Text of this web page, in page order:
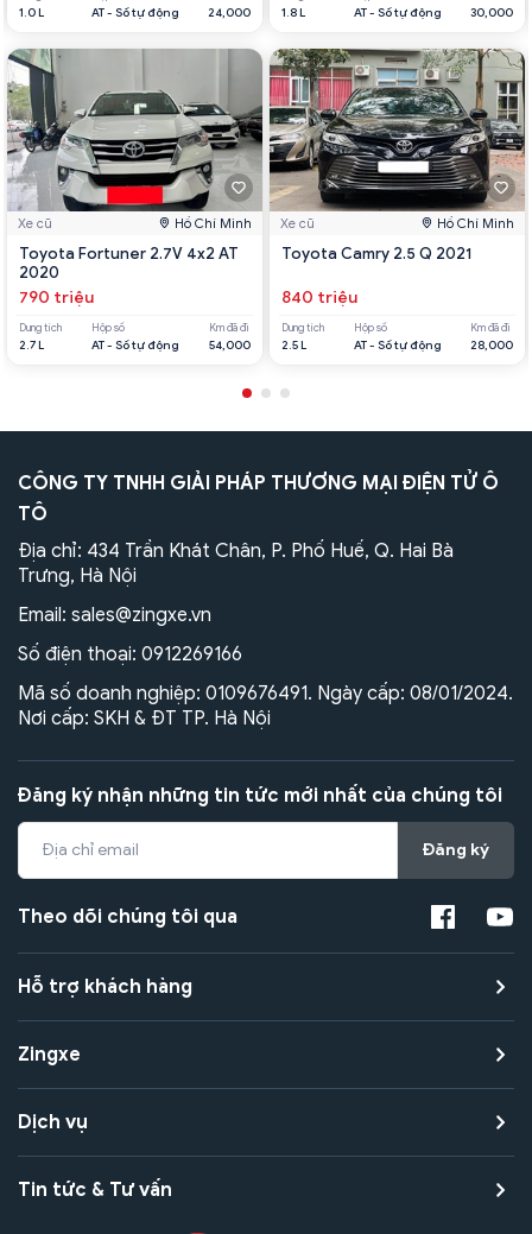
1.0 L AT - Số tự động 24,000
Xe cũ Hồ Chí Minh
Toyota Fortuner 2.7V 4x2 AT
2020
790 triệu
Dung tích
2.7 L
Hộp số
AT - Số tự động
Km đã đi
54,000
1.8 L AT - Số tự động 30,000
Xe cũ Hồ Chí Minh
Toyota Camry 2.5 Q 2021
840 triệu
Dung tích
2.5 L
Hộp số
AT - Số tự động
Km đã đi
28,000
CÔNG TY TNHH GIẢI PHÁP THƯƠNG MẠI ĐIỆN TỬ Ô
TÔ
Địa chỉ: 434 Trần Khát Chân, P. Phố Huế, Q. Hai Bà
Trưng, Hà Nội
Email: sales@zingxe.vn
Số điện thoại: 0912269166
Mã số doanh nghiệp: 0109676491. Ngày cấp: 08/01/2024.
Nơi cấp: SKH & ĐT TP. Hà Nội
Đăng ký nhận những tin tức mới nhất của chúng tôi
Đăng ký
Theo dõi chúng tôi qua
Hỗ trợ khách hàng
Zingxe
Dịch vụ
Tin tức & Tư vấn